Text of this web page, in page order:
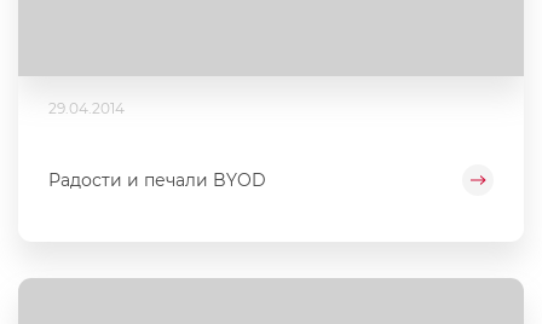
29.04.2014
Радости и печали BYOD